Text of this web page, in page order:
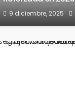
9 diciembre, 2025